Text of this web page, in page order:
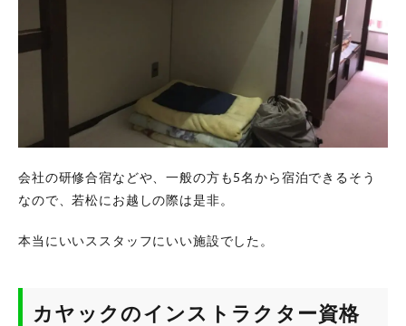
ら
会社の研修合宿などや、一般の方も5名から宿泊できるそう
なので、若松にお越しの際は是非。
本当にいいススタッフにいい施設でした。
カヤックのインストラクター資格